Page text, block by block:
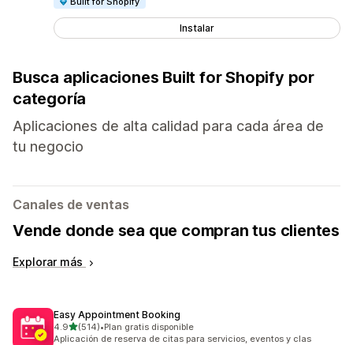
Instalar
Busca aplicaciones Built for Shopify por
categoría
Aplicaciones de alta calidad para cada área de
tu negocio
Canales de ventas
Vende donde sea que compran tus clientes
Explorar más
Easy Appointment Booking
4.9de 5 estrellas
(514)
514 reseñas en total
•Plan gratis disponible
Aplicación de reserva de citas para servicios, eventos y clas